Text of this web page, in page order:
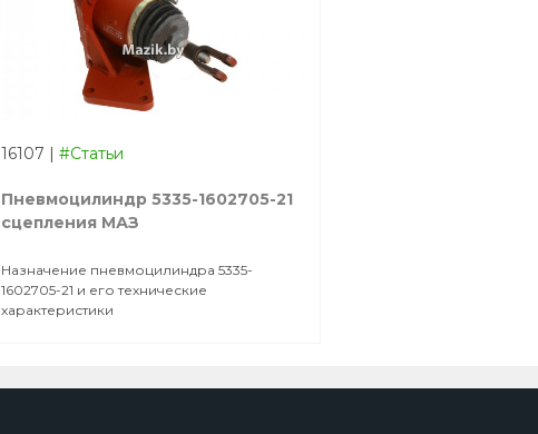
16107 | #Статьи
Пневмоцилиндр 5335-1602705-21
сцепления МАЗ
Назначение пневмоцилиндра 5335-
1602705-21 и его технические
характеристики